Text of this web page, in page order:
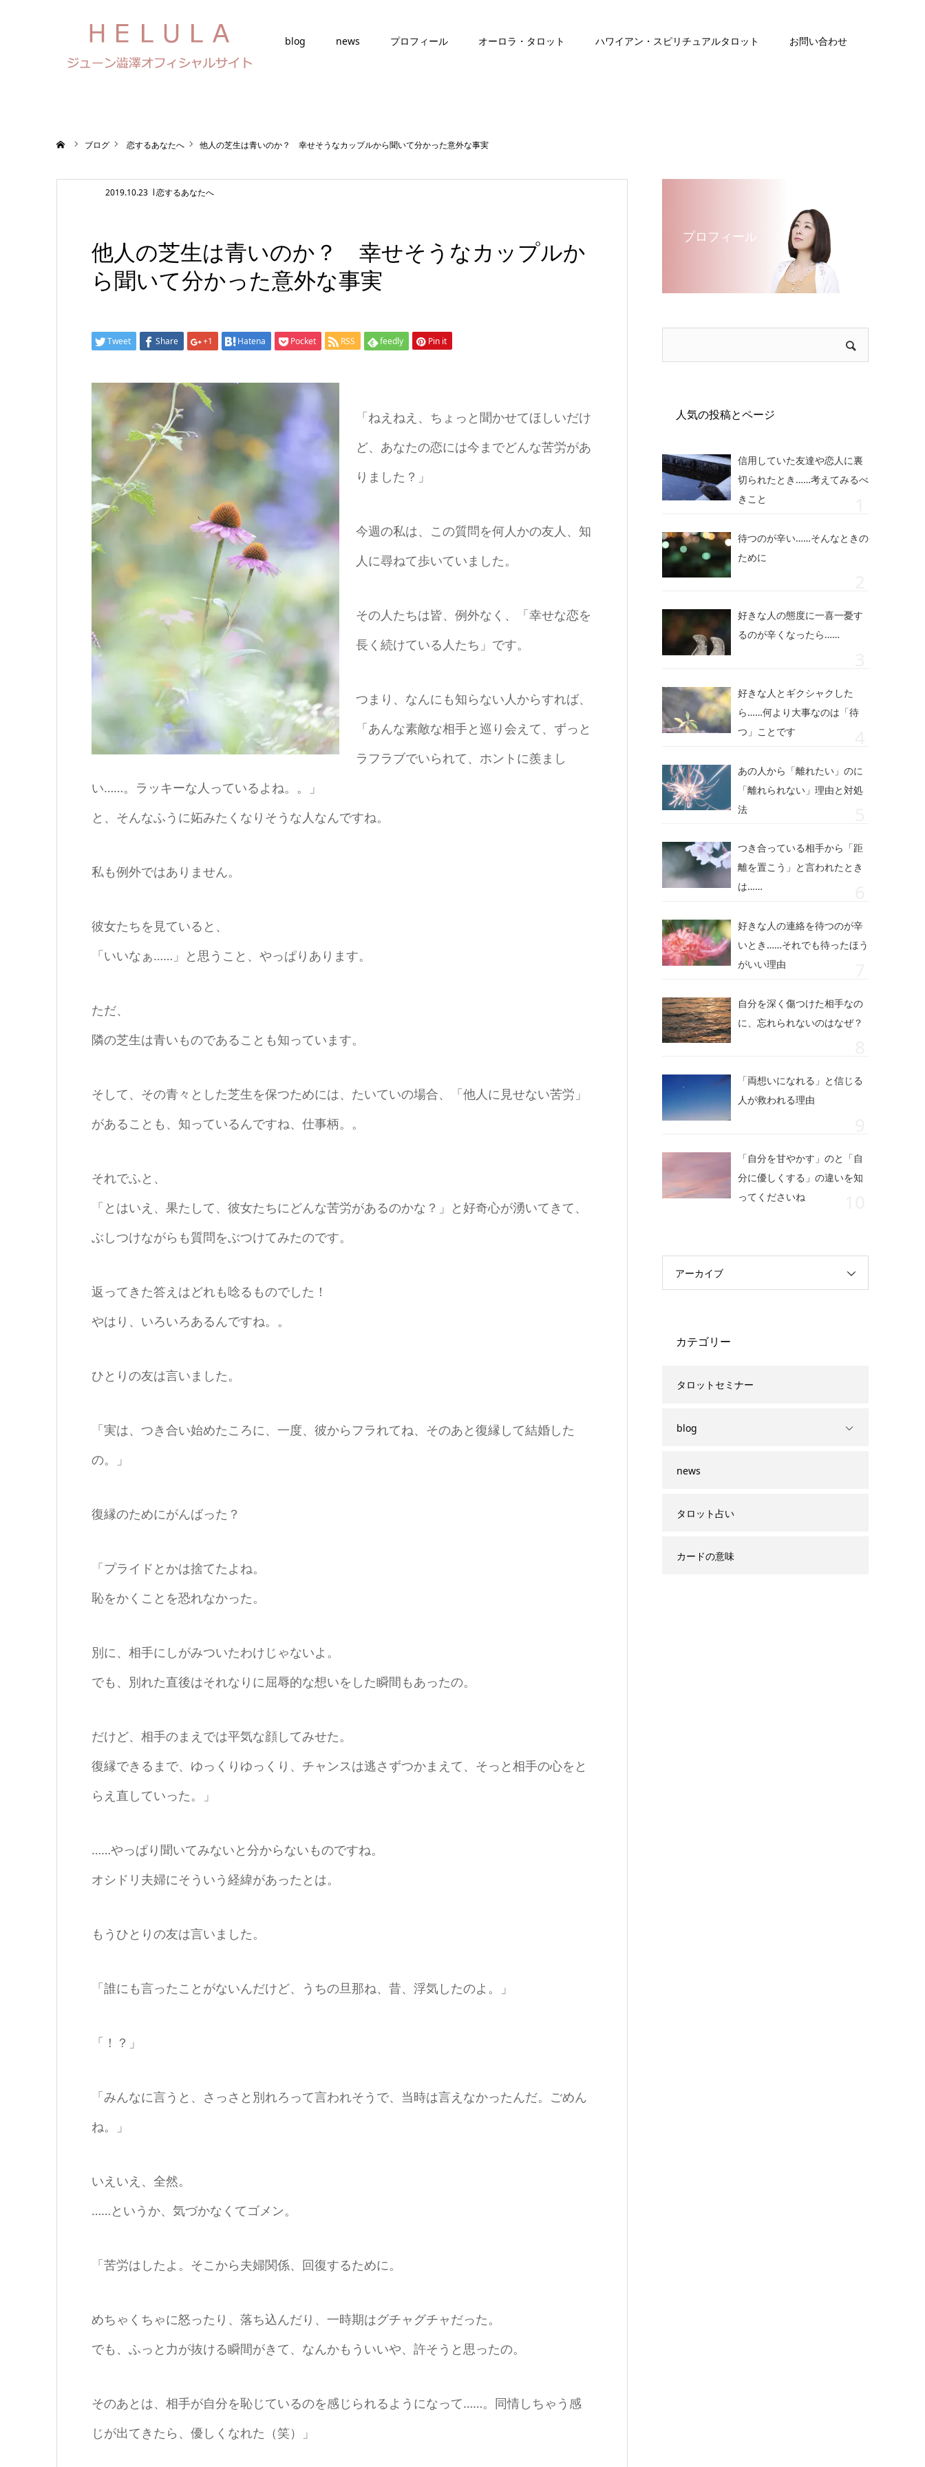
blog news プロフィール オーロラ・タロット ハワイアン・スピリチュアルタロット お問い合わせ
ブログ 恋するあなたへ 他人の芝生は青いのか？ 幸せそうなカップルから聞いて分かった意外な事実
2019.10.23 恋するあなたへ
他人の芝生は青いのか？ 幸せそうなカップルか
ら聞いて分かった意外な事実
Tweet Share +1 Hatena Pocket RSS feedly Pin it
「ねえねえ、ちょっと聞かせてほしいだけ
ど、あなたの恋には今までどんな苦労があ
りました？」
今週の私は、この質問を何人かの友人、知
人に尋ねて歩いていました。
その人たちは皆、例外なく、「幸せな恋を
長く続けている人たち」です。
つまり、なんにも知らない人からすれば、
「あんな素敵な相手と巡り会えて、ずっと
ラフラブでいられて、ホントに羨まし
い……。ラッキーな人っているよね。。」
と、そんなふうに妬みたくなりそうな人なんですね。
私も例外ではありません。
彼女たちを見ていると、
「いいなぁ……」と思うこと、やっぱりあります。
ただ、
隣の芝生は青いものであることも知っています。
そして、その青々とした芝生を保つためには、たいていの場合、「他人に見せない苦労」
があることも、知っているんですね、仕事柄。。
それでふと、
「とはいえ、果たして、彼女たちにどんな苦労があるのかな？」と好奇心が湧いてきて、
ぶしつけながらも質問をぶつけてみたのです。
返ってきた答えはどれも唸るものでした！
やはり、いろいろあるんですね。。
ひとりの友は言いました。
「実は、つき合い始めたころに、一度、彼からフラれてね、そのあと復縁して結婚した
の。」
復縁のためにがんばった？
「プライドとかは捨てたよね。
恥をかくことを恐れなかった。
別に、相手にしがみついたわけじゃないよ。
でも、別れた直後はそれなりに屈辱的な想いをした瞬間もあったの。
だけど、相手のまえでは平気な顔してみせた。
復縁できるまで、ゆっくりゆっくり、チャンスは逃さずつかまえて、そっと相手の心をと
らえ直していった。」
……やっぱり聞いてみないと分からないものですね。
オシドリ夫婦にそういう経緯があったとは。
もうひとりの友は言いました。
「誰にも言ったことがないんだけど、うちの旦那ね、昔、浮気したのよ。」
「！？」
「みんなに言うと、さっさと別れろって言われそうで、当時は言えなかったんだ。ごめん
ね。」
いえいえ、全然。
……というか、気づかなくてゴメン。
「苦労はしたよ。そこから夫婦関係、回復するために。
めちゃくちゃに怒ったり、落ち込んだり、一時期はグチャグチャだった。
でも、ふっと力が抜ける瞬間がきて、なんかもういいや、許そうと思ったの。
そのあとは、相手が自分を恥じているのを感じられるようになって……。同情しちゃう感
じが出てきたら、優しくなれた（笑）」
プロフィール
人気の投稿とページ
信用していた友達や恋人に裏
切られたとき……考えてみるべ
きこと
待つのが辛い……そんなときの
ために
好きな人の態度に一喜一憂す
るのが辛くなったら……
好きな人とギクシャクした
ら……何より大事なのは「待
つ」ことです
あの人から「離れたい」のに
「離れられない」理由と対処
法
つき合っている相手から「距
離を置こう」と言われたとき
は……
好きな人の連絡を待つのが辛
いとき……それでも待ったほう
がいい理由
自分を深く傷つけた相手なの
に、忘れられないのはなぜ？
「両想いになれる」と信じる
人が救われる理由
「自分を甘やかす」のと「自
分に優しくする」の違いを知
ってくださいね
アーカイブ
カテゴリー
タロットセミナー
blog
news
タロット占い
カードの意味